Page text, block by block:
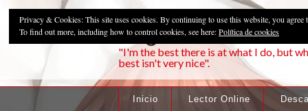
"I'm the best there is at what I do, but
best isn't very nice".
Inicio Lector Online
Privacy & Cookies: This site uses cookies. By continuing to use this website, you agree
To find out more, including how to control cookies, see here:Política de cookies